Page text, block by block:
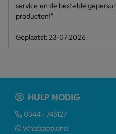
service en de bestelde
producten!"
Geplaatst: 23-07-2026
HULP NODIG
0344 - 745127
Whatsapp ons!